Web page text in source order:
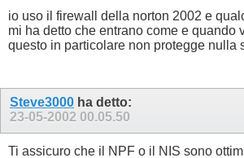
io uso il firewall della norton 2002 e
mi ha detto che entrano come e quando
questo in particolare non protegge nulla
Steve3000 ha detto:
23-05-2002 00.05.50
Ti assicuro che il NPF o il NIS sono